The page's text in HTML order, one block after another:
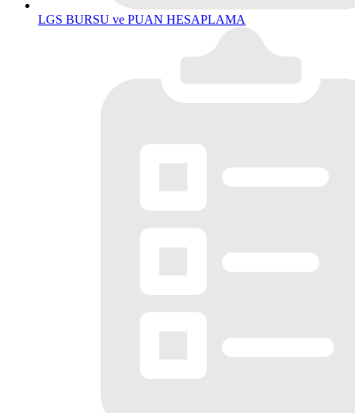
LGS BURSU ve PUAN HESAPLAMA